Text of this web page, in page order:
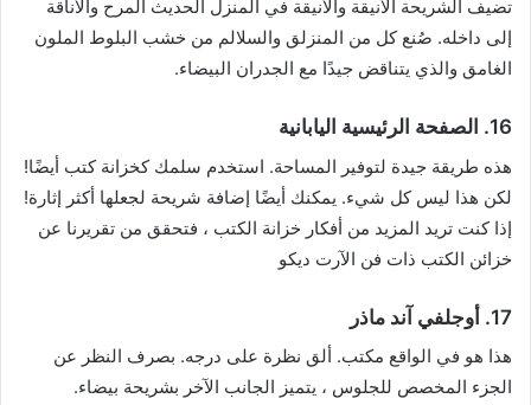
تضيف الشريحة الأنيقة والأنيقة في المنزل الحديث المرح والأناقة
إلى داخله. صُنع كل من المنزلق والسلالم من خشب البلوط الملون
الغامق والذي يتناقض جيدًا مع الجدران البيضاء.
16. الصفحة الرئيسية اليابانية
هذه طريقة جيدة لتوفير المساحة. استخدم سلمك كخزانة كتب أيضًا!
لكن هذا ليس كل شيء. يمكنك أيضًا إضافة شريحة لجعلها أكثر إثارة!
إذا كنت تريد المزيد من أفكار خزانة الكتب ، فتحقق من تقريرنا عن
خزائن الكتب ذات فن الآرت ديكو
17. أوجلفي آند ماذر
هذا هو في الواقع مكتب. ألق نظرة على درجه. بصرف النظر عن
الجزء المخصص للجلوس ، يتميز الجانب الآخر بشريحة بيضاء.